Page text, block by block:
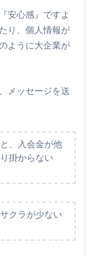
安心感』ですよ
り、個人情報が
ように大企業が
メッセージを送
と、入会金が他
掛からない
クラが少ない